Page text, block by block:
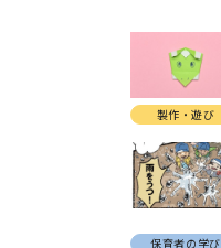
製作・遊び
保育者の学び